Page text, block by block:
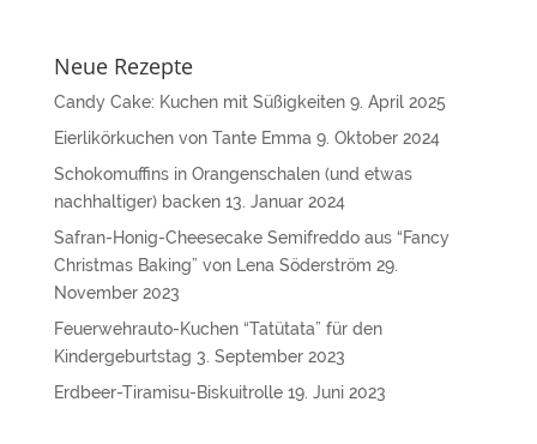
Neue Rezepte
Candy Cake: Kuchen mit Süßigkeiten 9. April 2025
Eierlikörkuchen von Tante Emma 9. Oktober 2024
Schokomuffins in Orangenschalen (und etwas
nachhaltiger) backen 13. Januar 2024
Safran-Honig-Cheesecake Semifreddo aus “Fancy
Christmas Baking” von Lena Söderström 29.
November 2023
Feuerwehrauto-Kuchen “Tatütata” für den
Kindergeburtstag 3. September 2023
Erdbeer-Tiramisu-Biskuitrolle 19. Juni 2023